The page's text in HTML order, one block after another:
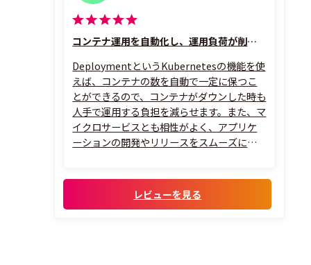
コンテナ運用を自動化し、運用負荷が削減された
DeploymentというKubernetesの機能を使
えば、コンテナの数を自動で一定に保つこ
とができるので、コンテナがダウンした時も
人手で運用する負担を減らせます。また、マ
イクロサービスとも相性がよく、アプリケ
ーションの開発やリリースをスムーズにで
レビューを見る